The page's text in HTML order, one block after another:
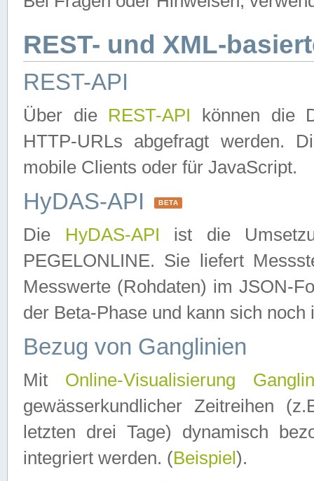
REST- und XML-
REST-API
Über die REST-API können die
HTTP-URLs abgefragt werden.
mobile Clients oder für JavaScript.
HyDAS-API BETA
Die HyDAS-API ist die
PEGELONLINE. Sie liefert
Messwerte (Rohdaten) im JSON-
der Beta-Phase und kann sich noch
Bezug von Ganglinien
Mit Online-Visualisierung
gewässerkundlicher Zeitreihen
letzten drei Tage) dynamisch
integriert werden. (Beispiel ).